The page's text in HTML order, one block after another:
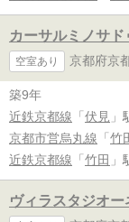
カーサルミノサド
空室あり 京都府京
築9年
近鉄京都線 「 伏見 」
京都市営烏丸線 「 竹
近鉄京都線 「 竹田 」
ヴィラスタジオー